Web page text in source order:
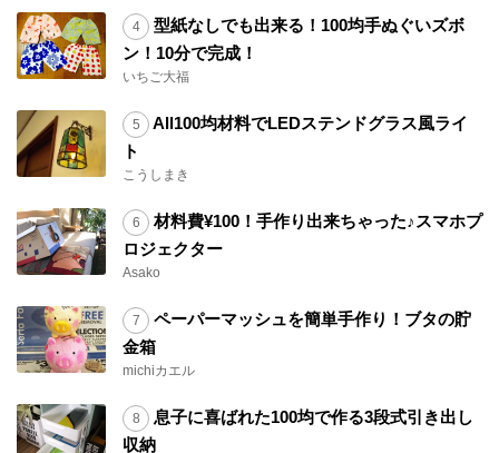
型紙なしでも出来る！100均手ぬぐいズボ
ン！10分で完成！
いちご大福
All100均材料でLEDステンドグラス風ライ
ト
こうしまき
材料費¥100！手作り出来ちゃった♪スマホプ
ロジェクター
Asako
ペーパーマッシュを簡単手作り！ブタの貯
金箱
michiカエル
息子に喜ばれた100均で作る3段式引き出し
収納